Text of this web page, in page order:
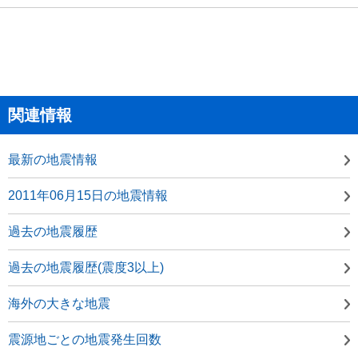
関連情報
最新の地震情報
2011年06月15日の地震情報
過去の地震履歴
過去の地震履歴(震度3以上)
海外の大きな地震
震源地ごとの地震発生回数